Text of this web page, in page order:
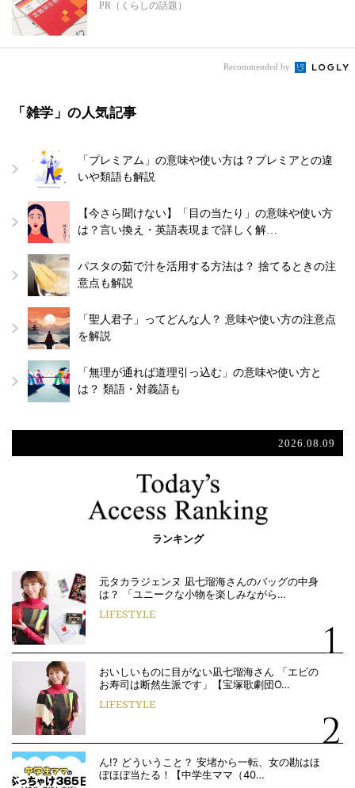
PR（くらしの話題）
Recommended by
「雑学」の人気記事
「プレミアム」の意味や使い方は？プレミアとの違
いや類語も解説
【今さら聞けない】「目の当たり」の意味や使い方
は？言い換え・英語表現まで詳しく解…
パスタの茹で汁を活用する方法は？ 捨てるときの注
意点も解説
「聖人君子」ってどんな人？ 意味や使い方の注意点
を解説
「無理が通れば道理引っ込む」の意味や使い方と
は？ 類語・対義語も
2026.08.09
ランキング
元タカラジェンヌ 凪七瑠海さんのバッグの中身
は？ 「ユニークな小物を楽しみながら…
LIFESTYLE
おいしいものに目がない凪七瑠海さん 「エビの
お寿司は断然生派です」【宝塚歌劇団O…
LIFESTYLE
ん!? どういうこと？ 安堵から一転、女の勘はほ
ぼほぼ当たる！【中学生ママ（40…